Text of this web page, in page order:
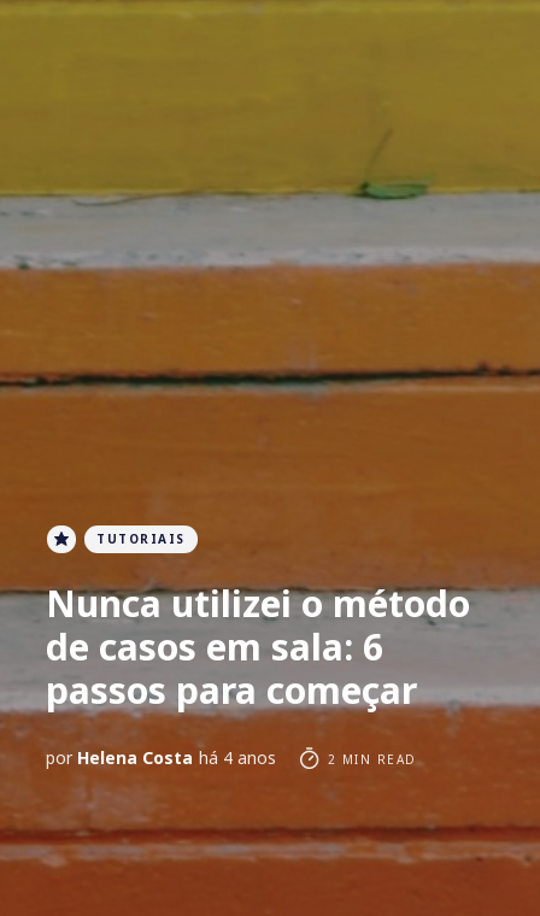
TUTORIAIS
Nunca utilizei o método
de casos em sala: 6
passos para começar
por Helena Costa há 4 anos 2 MIN READ